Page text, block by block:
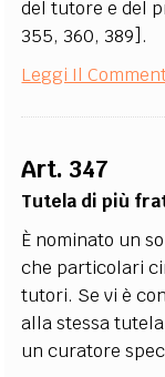
del tutore e del
355, 360, 389].
Leggi Il
Art. 347
Tutela di più
È nominato un
che particolari
tutori. Se vi è
alla stessa
un curatore